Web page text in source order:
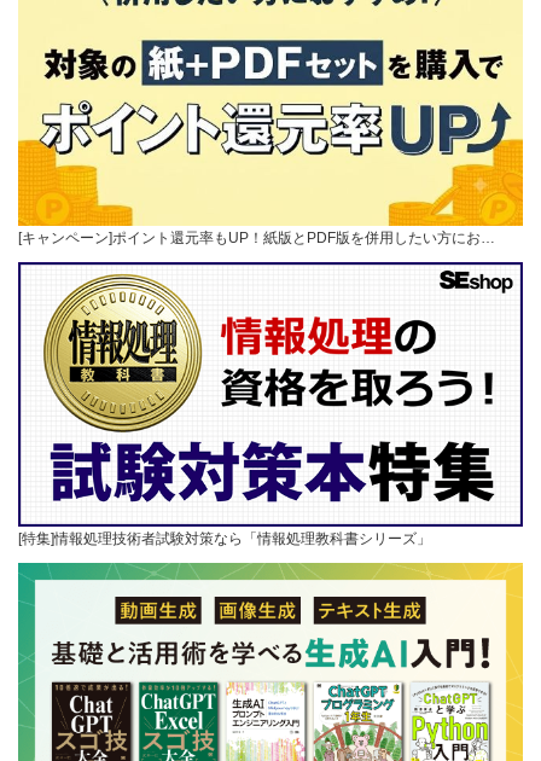
[キャンペーン]ポイント還元率もUP！紙版とPDF版を併用したい方にお…
[特集]情報処理技術者試験対策なら「情報処理教科書シリーズ」